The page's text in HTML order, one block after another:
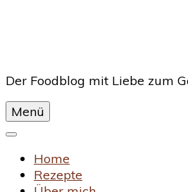
Der Foodblog mit Liebe zum
Menü
Home
Rezepte